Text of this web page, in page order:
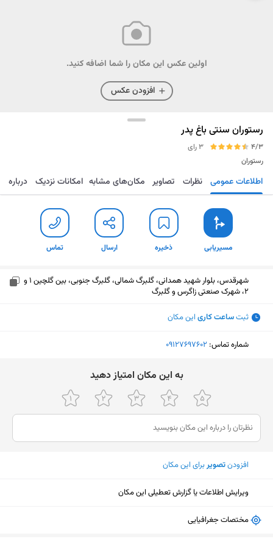
اولین عکس این مکان را شما اضافه کنید.
افزودن عکس
رستوران سنتی باغ پدر
4/3
3 رای
رستوران
مسیریابی ذخیره ارسال تماس اطلاعات عمومی نظرات تصاویر مکان‌های مشابه امکانات نزدیک درباره
مسیریابی ذخیره ارسال تماس
شهرقدس، بلوار شهید همدانی، گلبرگ شمالی، گلبرگ جنوبی، بین گلچین 1 و
2، شهرک صنعتی زاگرس و گلبرگ
ثبتساعت کاری این مکان
شماره تماس: ‎09127697602
ﺑﻪ اﯾﻦ ﻣﮑﺎن اﻣﺘﯿﺎز دﻫﯿﺪ
افزودنتصویربرای این مکان
ویرایش اطلاعات یا گزارش تعطیلی این مکان
مختصات جغرافیایی